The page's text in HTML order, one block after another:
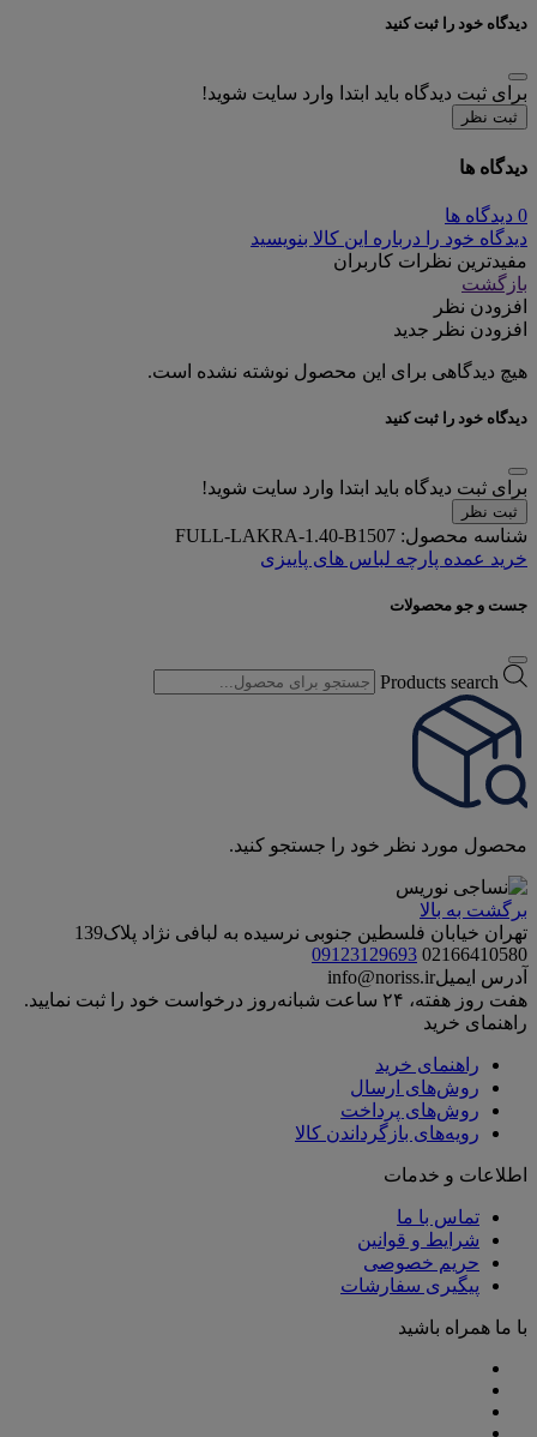
دیدگاه خود را ثبت کنید
برای ثبت دیدگاه باید ابتدا وارد سایت شوید!
ثبت نظر
دیدگاه ها
0 دیدگاه ها
دیدگاه خود را درباره این کالا بنویسید
مفیدترین نظرات کاربران
بازگشت
افزودن نظر
افزودن نظر جدید
هیچ دیدگاهی برای این محصول نوشته نشده است.
دیدگاه خود را ثبت کنید
برای ثبت دیدگاه باید ابتدا وارد سایت شوید!
ثبت نظر
شناسه محصول: FULL-LAKRA-1.40-B1507
خرید عمده پارچه لباس های پاییزی
جست و جو محصولات
Products search
محصول مورد نظر خود را جستجو کنید.
برگشت به بالا
تهران خیابان فلسطین جنوبی نرسیده به لبافی نژاد پلاک139
02166410580
09123129693
آدرس ایمیلinfo@noriss.ir
هفت روز هفته، ۲۴ ساعت شبانه‌روز درخواست خود را ثبت نمایید.
راهنمای خرید
راهنمای خرید
روش‌های ارسال
روش‌های پرداخت
رویه‌های بازگرداندن کالا
اطلاعات و خدمات
تماس با ما
شرایط و قوانین
حریم خصوصی
پیگیری سفارشات
با ما همراه باشید